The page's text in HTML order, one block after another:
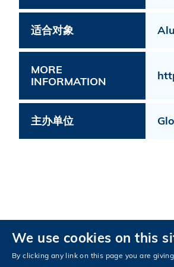
适合对象
MORE
INFORMATION
主办单位
私隱政策
无
© 版权属香港
We use cookies on this
By clicking any link on this page you are